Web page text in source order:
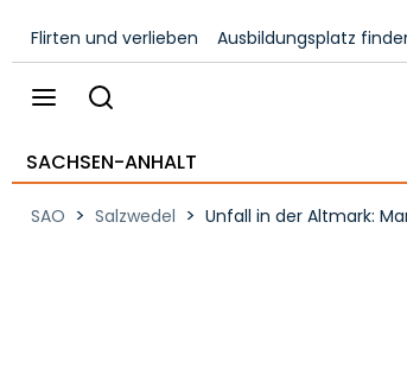
Flirten und verlieben Ausbildungsplatz
SACHSEN-ANHALT
SAO > Salzwedel > Unfall in der Altmark: